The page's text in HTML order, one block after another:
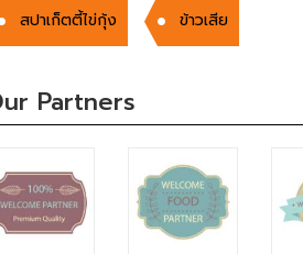
สปาเก็ตตี้ไข่กุ้ง ข้าวเสีย
Partners